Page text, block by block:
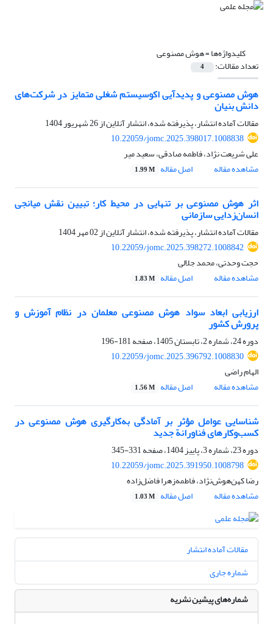
کلیدواژه‌ها =هوش مصنوعی
تعداد مقالات: 4
هوش مصنوعی و پدیدآیی اکوسیستم شغلی متمایز در شرکت‌های
دانش بنیان
مقالات آماده انتشار، پذیرفته شده، انتشار آنلاین از26 شهریور 1404
10.22059/jomc.2025.398017.1008838
علی شریعت نژاد، فاطمه صادقی، سعید میر
مشاهده مقاله
اصل مقاله 1.99 M
اثر هوش مصنوعی بر تنهایی در محیط کار؛ تبیین نقش میانجی
انسان‌زدایی سازمانی
مقالات آماده انتشار، پذیرفته شده، انتشار آنلاین از02 مهر 1404
10.22059/jomc.2025.398272.1008842
حجت وحدتی، محمد جلالی
مشاهده مقاله
اصل مقاله 1.83 M
ارزیابی ابعاد سواد هوش مصنوعی معلمان در نظام آموزش و
پرورش کشور
دوره 24، شماره 2، تابستان 1405، صفحه
181-196
10.22059/jomc.2025.396792.1008830
الهام راضی
مشاهده مقاله
اصل مقاله 1.56 M
شناسایی عوامل مؤثر بر آمادگی به‌کارگیری هوش مصنوعی در
کسب‌وکارهای فناورانة جدید
دوره 23، شماره 3، پاییز 1404، صفحه
331-345
10.22059/jomc.2025.391950.1008798
رضا کهن‌هوش‌نژاد، فاطمه‌زهرا فاضل‌زاده
مشاهده مقاله
اصل مقاله 1.03 M
مقالات آماده انتشار
شماره جاری
شماره‌های پیشین نشریه